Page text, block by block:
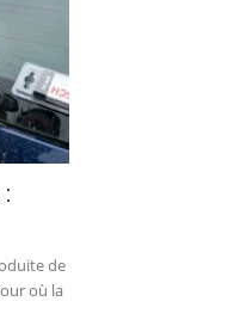
de
où la